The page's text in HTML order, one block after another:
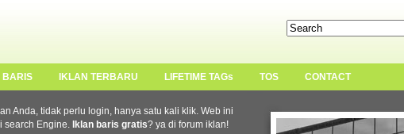
BARIS IKLAN TERBARU LIFETIME TAGs TOS CONTACT
Anda, tidak perlu login, hanya satu kali klik. Web ini
search Engine. Iklan baris gratis? ya di forum iklan!